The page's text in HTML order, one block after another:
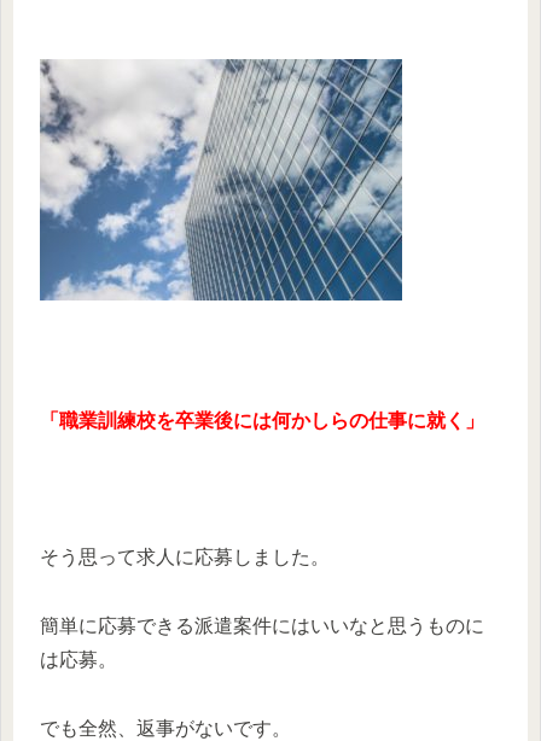
「職業訓練校を卒業後には何かしらの仕事に就く」
そう思って求人に応募しました。
簡単に応募できる派遣案件にはいいなと思うものに
は応募。
でも全然、返事がないです。